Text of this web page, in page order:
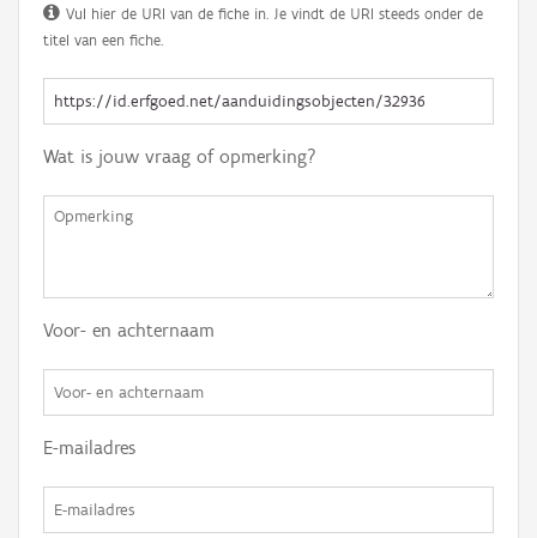
Vul hier de URI van de fiche in. Je vindt de URI steeds onder de
titel van een fiche.
Wat is jouw vraag of opmerking?
Voor- en achternaam
E-mailadres